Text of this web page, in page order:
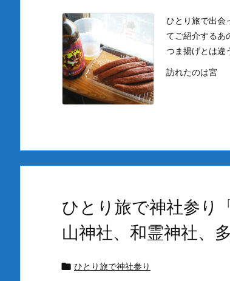
ひとり旅で出会
てご紹介するあ
つま揚げとは違
訪れたのは宮
ひとり旅で神社参り
山神社、和霊神社、
 ひとり旅で神社参り